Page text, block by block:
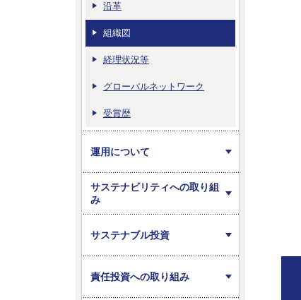
沿革
組織図
経理状況等
グローバルネットワーク
受賞歴
運用について
サステナビリティへの取り組
み
サステナブル投資
責任投資への取り組み